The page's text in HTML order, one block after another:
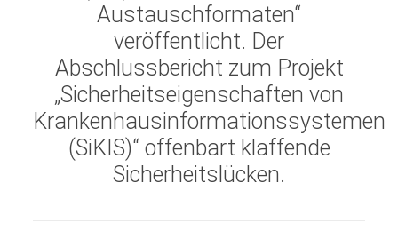
Austauschformaten“
veröffentlicht. Der
Abschlussbericht zum Projekt
„Sicherheitseigenschaften von
Krankenhausinformationssystemen
(SiKIS)“ offenbart klaffende
Sicherheitslücken.